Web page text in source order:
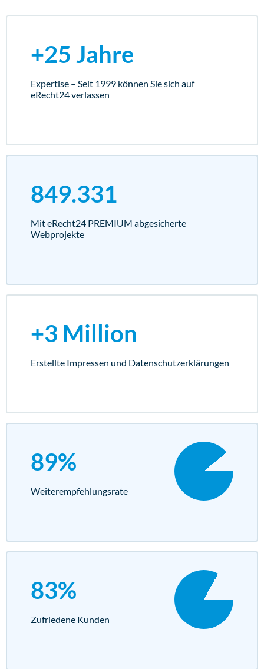
+25 Jahre
Expertise – Seit 1999 können Sie sich auf
eRecht24 verlassen
849.331
Mit eRecht24 PREMIUM abgesicherte
Webprojekte
+3 Million
Erstellte Impressen und Datenschutz­erklärungen
89%
Weiterempfehlungs­rate
83%
Zufriedene Kunden